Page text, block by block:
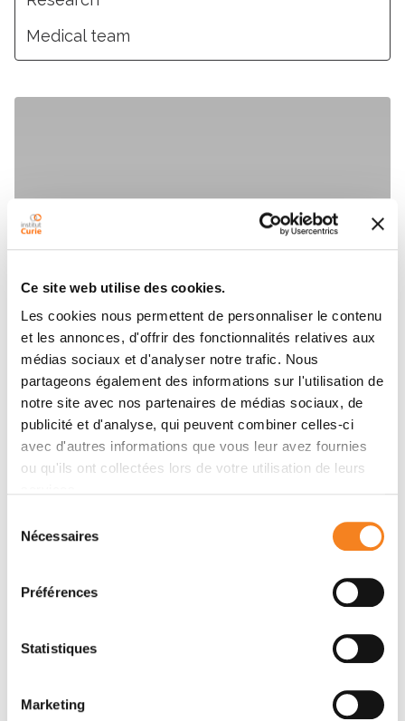
Ce site web utilise des cookies.
Les cookies nous permettent de personnaliser le contenu
et les annonces, d'offrir des fonctionnalités relatives aux
médias sociaux et d'analyser notre trafic. Nous
partageons également des informations sur l'utilisation de
notre site avec nos partenaires de médias sociaux, de
publicité et d'analyse, qui peuvent combiner celles-ci
avec d'autres informations que vous leur avez fournies
ou qu'ils ont collectées lors de votre utilisation de leurs
Nécessaires
Préférences
Statistiques
Marketing
Medical team
Institut Curie, the leading